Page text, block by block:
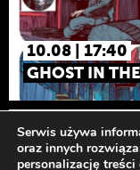
10.08 | 17:40
GHOST IN
Odwiedź nas
Serwis używa
oraz innych
personalizację